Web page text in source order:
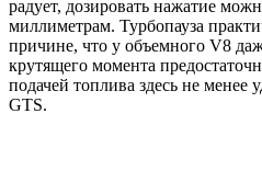
радует, дозировать нажатие
миллиметрам. Турбопауза
причине, что у объемного V8
крутящего момента
подачей топлива здесь не
GTS.